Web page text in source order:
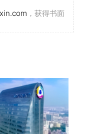
，获得书面